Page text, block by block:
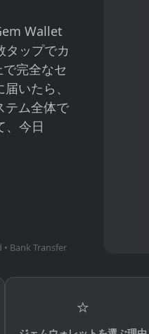
Wallet
ップでカ
完全なセ
いたら、
テム全体で
、今日
• Bank Transfer
⭐